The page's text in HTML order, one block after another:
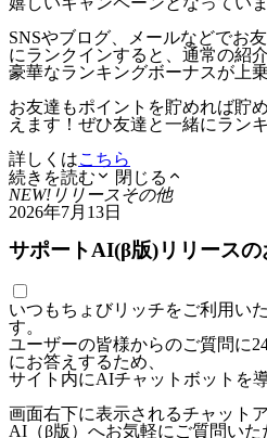
SNSやブログ、メールなどでお
にランクインすると、通常の紹
豪華なランキングボーナスが上
お友達もポイントを貯めれば貯
えます！ぜひ友達と一緒にラン
詳しくはこちら
続きを読む
閉じる
NEW! リリースその他
2026年7月13日
サポートAI(β版)リリースの
いつもちょびリッチをご利用い
す。
ユーザーの皆様からのご質問に
にお答えするため、
サイト内にAIチャットボットを
画面右下に表示されるチャット
AI（β版）へお気軽にご質問いた